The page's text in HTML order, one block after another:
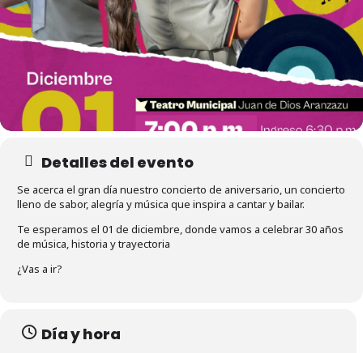
Detalles del evento
Se acerca el gran día nuestro concierto de aniversario, un concierto
lleno de sabor, alegría y música que inspira a cantar y bailar.
Te esperamos el 01 de diciembre, donde vamos a celebrar 30 años
de música, historia y trayectoria
¿Vas a ir?
Día y hora